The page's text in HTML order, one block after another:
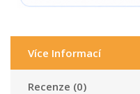
Více Informací
Recenze (0)